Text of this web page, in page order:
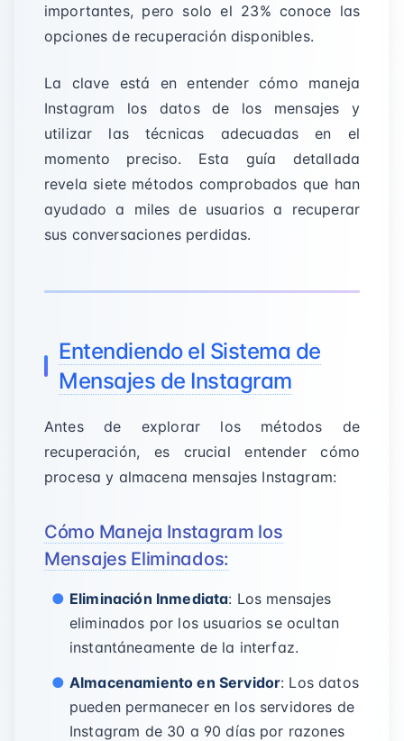
importantes, pero solo el 23% conoce las
opciones de recuperación disponibles.
La clave está en entender cómo maneja
Instagram los datos de los mensajes y
utilizar las técnicas adecuadas en el
momento preciso. Esta guía detallada
revela siete métodos comprobados que han
ayudado a miles de usuarios a recuperar
sus conversaciones perdidas.
Entendiendo el Sistema de
Mensajes de Instagram
Antes de explorar los métodos de
recuperación, es crucial entender cómo
procesa y almacena mensajes Instagram:
Cómo Maneja Instagram los
Mensajes Eliminados:
Eliminación Inmediata: Los mensajes
eliminados por los usuarios se ocultan
instantáneamente de la interfaz.
Almacenamiento en Servidor: Los datos
pueden permanecer en los servidores de
Instagram de 30 a 90 días por razones